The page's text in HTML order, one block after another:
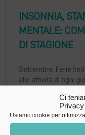
Ci
Privacy
Usiamo cookie per
INSONNIA,
MENTALE:
DI STAGIONE
Settembre. Ferie
alle attività di ogni